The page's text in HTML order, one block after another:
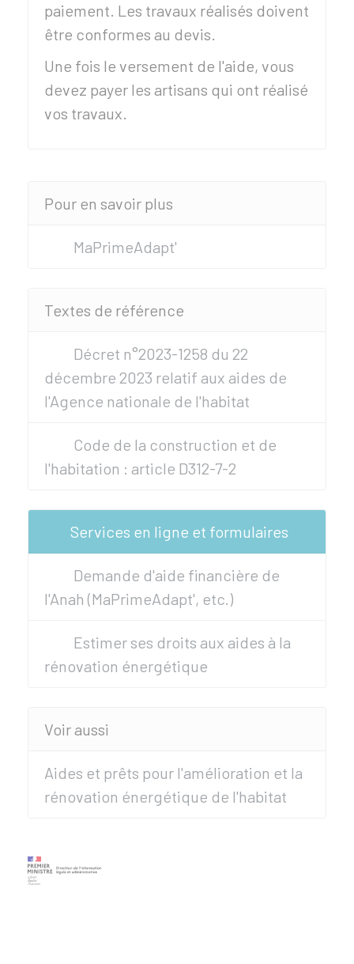
paiement. Les travaux réalisés doivent
être conformes au devis.
Une fois le versement de l'aide, vous
devez payer les artisans qui ont réalisé
vos travaux.
Pour en savoir plus
MaPrimeAdapt'
Textes de référence
Décret n°2023-1258 du 22
décembre 2023 relatif aux aides de
l'Agence nationale de l'habitat
Code de la construction et de
l'habitation : article D312-7-2
Services en ligne et formulaires
Demande d'aide financière de
l'Anah (MaPrimeAdapt', etc.)
Estimer ses droits aux aides à la
rénovation énergétique
Voir aussi
Aides et prêts pour l'amélioration et la
rénovation énergétique de l'habitat